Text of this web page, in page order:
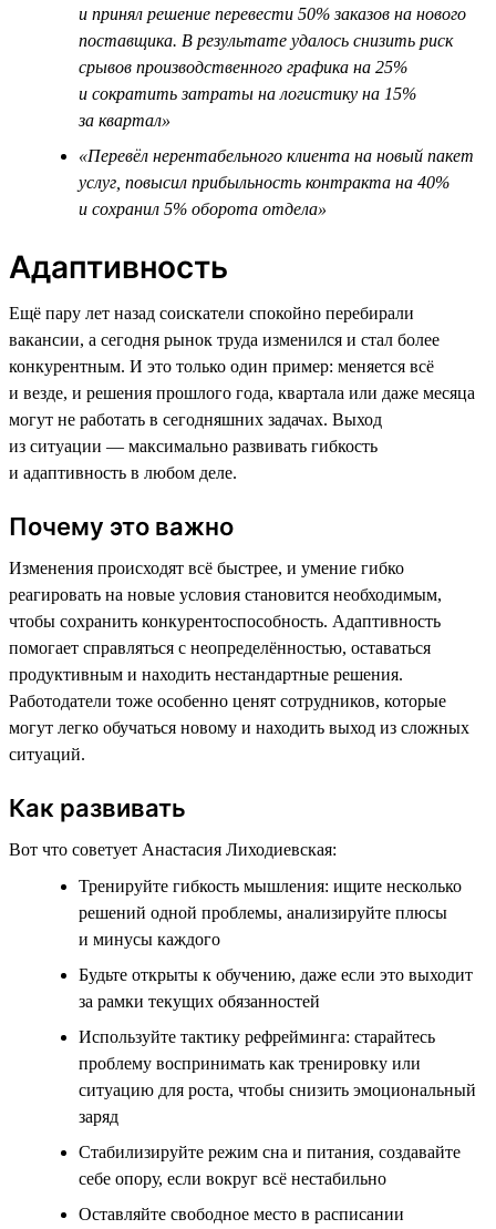
и принял решение перевести 50% заказов на нового
поставщика. В результате удалось снизить риск
срывов производственного графика на 25%
и сократить затраты на логистику на 15%
за квартал»
«Перевёл нерентабельного клиента на новый пакет
услуг, повысил прибыльность контракта на 40%
и сохранил 5% оборота отдела»
Адаптивность
Ещё пару лет назад соискатели спокойно перебирали
вакансии, а сегодня рынок труда изменился и стал более
конкурентным. И это только один пример: меняется всё
и везде, и решения прошлого года, квартала или даже месяца
могут не работать в сегодняшних задачах. Выход
из ситуации — максимально развивать гибкость
и адаптивность в любом деле.
Почему это важно
Изменения происходят всё быстрее, и умение гибко
реагировать на новые условия становится необходимым,
чтобы сохранить конкурентоспособность. Адаптивность
помогает справляться с неопределённостью, оставаться
продуктивным и находить нестандартные решения.
Работодатели тоже особенно ценят сотрудников, которые
могут легко обучаться новому и находить выход из сложных
ситуаций.
Как развивать
Вот что советует Анастасия Лиходиевская:
Тренируйте гибкость мышления: ищите несколько
решений одной проблемы, анализируйте плюсы
и минусы каждого
Будьте открыты к обучению, даже если это выходит
за рамки текущих обязанностей
Используйте тактику рефрейминга: старайтесь
проблему воспринимать как тренировку или
ситуацию для роста, чтобы снизить эмоциональный
заряд
Стабилизируйте режим сна и питания, создавайте
себе опору, если вокруг всё нестабильно
Оставляйте свободное место в расписании